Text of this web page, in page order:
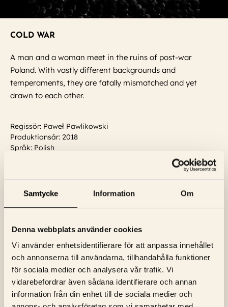
Samtycke Information Om
Denna webbplats använder cookies
Vi använder enhetsidentifierare för att anpassa innehållet
och annonserna till användarna, tillhandahålla funktioner
för sociala medier och analysera vår trafik. Vi
vidarebefordrar även sådana identifierare och annan
information från din enhet till de sociala medier och
COLD WAR
A man and a woman meet in the ruins of post-war
Poland. With vastly different backgrounds and
temperaments, they are fatally mismatched and yet
drawn to each other.
Regissör: Paweł Pawlikowski
Produktionsår: 2018
Språk: Polish
Aloïse Sauvage, Joanna Kulig, Tomasz Kot,
Borys Szyc, Agata Kulesza, Cédric Kahn, Jeanne Balibar,
Adam Woronowicz
Läs mer